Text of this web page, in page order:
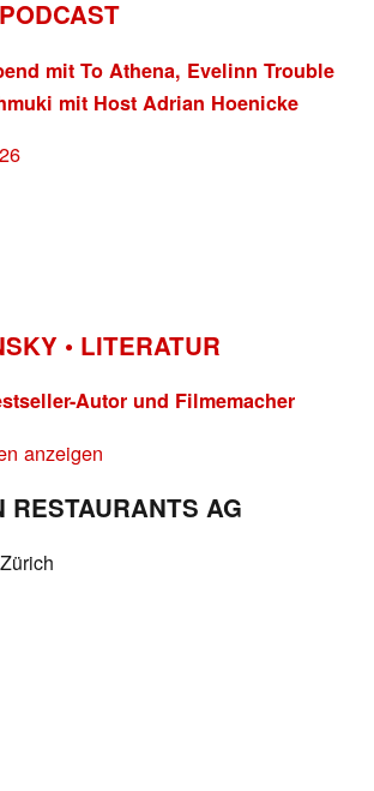
mit To Athena, Evelinn Trouble
mit Host Adrian Hoenicke
• LITERATUR
Autor und Filmemacher
anzeigen
RESTAURANTS AG